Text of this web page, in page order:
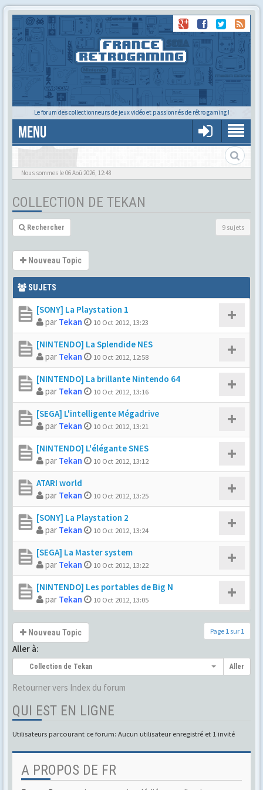
Le forum des collectionneurs de jeux vidéo et passionnés de rétro gaming !
MENU
La collec de Tekan
Nous sommes le 06 Aoû 2026, 12:48
COLLECTION DE TEKAN
Rechercher 9 sujets
Nouveau Topic
SUJETS
[SONY] La Playstation 1
par Tekan 10 Oct 2012, 13:23
[NINTENDO] La Splendide NES
par Tekan 10 Oct 2012, 12:58
[NINTENDO] La brillante Nintendo 64
par Tekan 10 Oct 2012, 13:16
[SEGA] L'intelligente Mégadrive
par Tekan 10 Oct 2012, 13:21
[NINTENDO] L'élégante SNES
par Tekan 10 Oct 2012, 13:12
ATARI world
par Tekan 10 Oct 2012, 13:25
[SONY] La Playstation 2
par Tekan 10 Oct 2012, 13:24
[SEGA] La Master system
par Tekan 10 Oct 2012, 13:22
[NINTENDO] Les portables de Big N
par Tekan 10 Oct 2012, 13:05
Nouveau Topic Page 1 sur 1
Aller à:
Collection de Tekan Aller
Retourner vers Index du forum
QUI EST EN LIGNE
Utilisateurs parcourant ce forum: Aucun utilisateur enregistré et 1 invité
A PROPOS DE FR